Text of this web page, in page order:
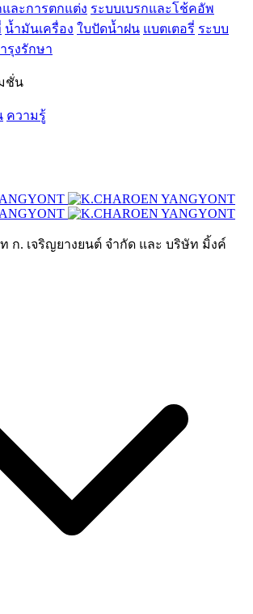
ละการตกแต่ง ระบบเบรกและโช้คอัพ
น้ำมันเครื่อง ใบปัดน้ำฝน แบตเตอรี่ ระบบ
รุงรักษา
ชั่น
ความรู้
ท ก. เจริญยางยนต์ จำกัด และ บริษัท มิ้งค์